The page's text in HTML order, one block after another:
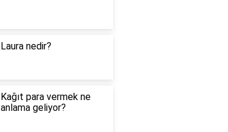
Laura nedir?
Kağıt para vermek ne
anlama geliyor?